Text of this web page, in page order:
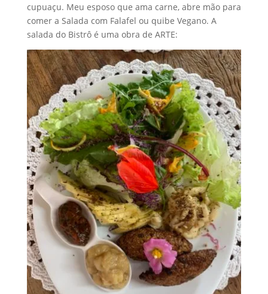
cupuaçu. Meu esposo que ama carne, abre mão para
comer a Salada com Falafel ou quibe Vegano. A
salada do Bistrô é uma obra de ARTE: